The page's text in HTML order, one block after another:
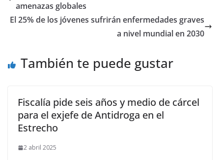
amenazas globales
El 25% de los jóvenes sufrirán enfermedades graves
a nivel mundial en 2030
También te puede gustar
Fiscalía pide seis años y medio de cárcel
para el exjefe de Antidroga en el
Estrecho
2 abril 2025